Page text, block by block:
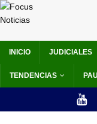
INICIO JUDICIALES
TENDENCIAS